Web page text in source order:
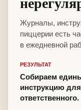
Журналы,
пиццерии есть
в ежедневной
РЕЗУЛЬТАТ
Собираем
инструкцию
ответственного.